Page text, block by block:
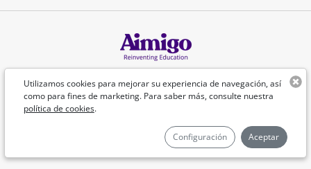
Utilizamos cookies para mejorar su experiencia de navegación, así
como para fines de marketing. Para saber más, consulte nuestra
política de cookies.
Configuración Aceptar
Español